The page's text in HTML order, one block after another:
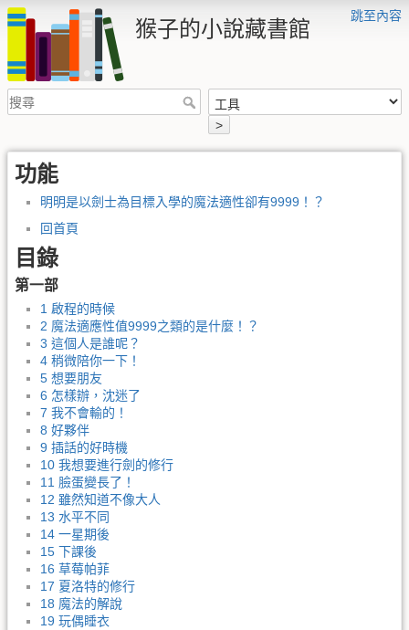
跳至內容
猴子的小說藏書館
>
功能
明明是以劍士為目標入學的魔法適性卻有9999！？
回首頁
目錄
第一部
1 啟程的時候
2 魔法適應性值9999之類的是什麼！？
3 這個人是誰呢？
4 稍微陪你一下！
5 想要朋友
6 怎樣辦，沈迷了
7 我不會輸的！
8 好夥伴
9 插話的好時機
10 我想要進行劍的修行
11 臉蛋變長了！
12 雖然知道不像大人
13 水平不同
14 一星期後
15 下課後
16 草莓帕菲
17 夏洛特的修行
18 魔法的解說
19 玩偶睡衣